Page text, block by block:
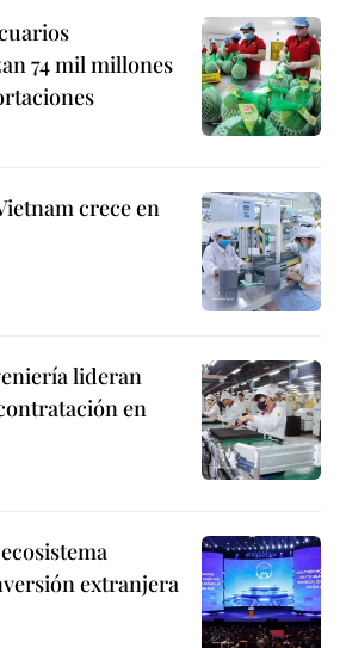
74 mil millones
crece en
lideran
en
extranjera